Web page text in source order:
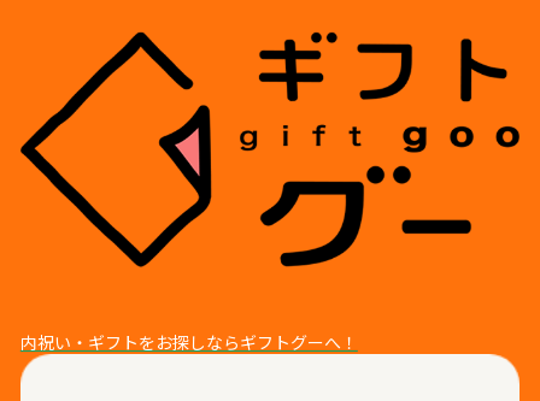
内祝い・ギフトをお探しならギフトグーへ！